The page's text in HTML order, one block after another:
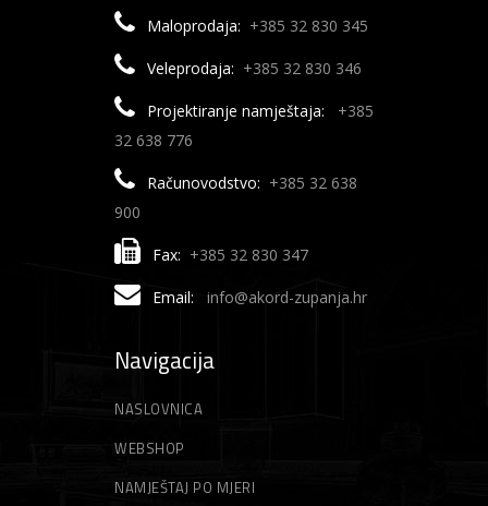
Maloprodaja: +385 32 830 345
Veleprodaja: +385 32 830 346
Projektiranje namještaja:
+385
32 638 776
Računovodstvo: +385 32 638
900
Fax: +385 32 830 347
Email: info@akord-zupanja.hr
Navigacija
NASLOVNICA
WEBSHOP
NAMJEŠTAJ PO MJERI